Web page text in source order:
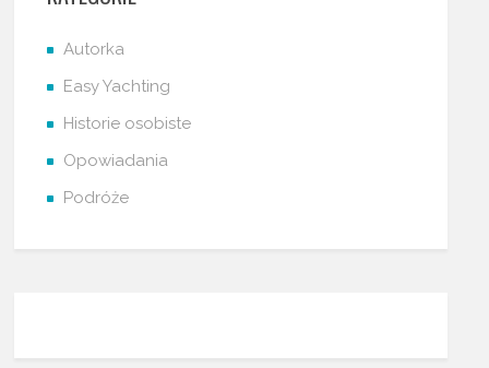
Autorka
Easy Yachting
Historie osobiste
Opowiadania
Podróże